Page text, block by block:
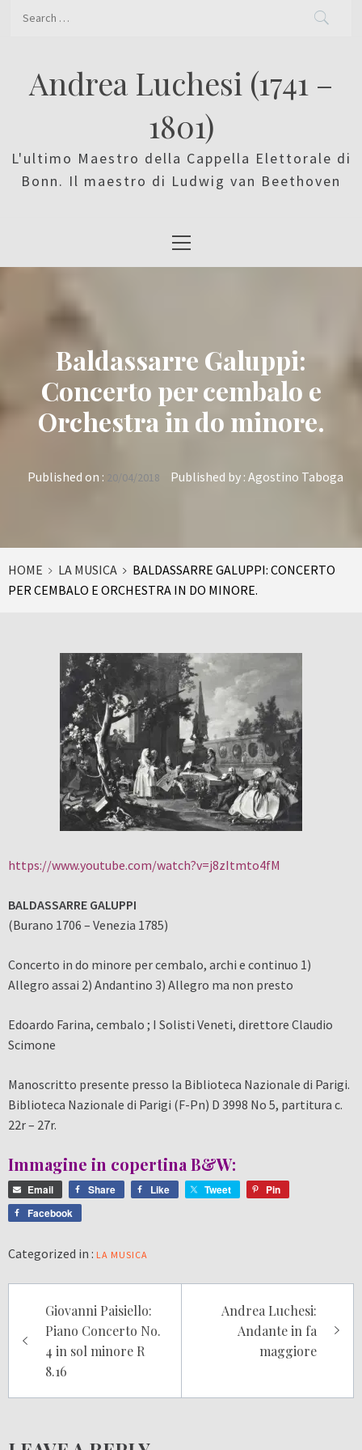
Andrea Luchesi (1741 –
1801)
L'ultimo Maestro della Cappella Elettorale di
Bonn. Il maestro di Ludwig van Beethoven
Menu
Baldassarre Galuppi:
Concerto per cembalo e
Orchestra in do minore.
Published on : 20/04/2018 Published by : Agostino Taboga
HOME LA MUSICA
BALDASSARRE GALUPPI: CONCERTO
PER CEMBALO E ORCHESTRA IN DO MINORE.
https://www.youtube.com/watch?v=j8zItmto4fM
BALDASSARRE GALUPPI
(Burano 1706 – Venezia 1785)
Concerto in do minore per cembalo, archi e continuo 1)
Allegro assai 2) Andantino 3) Allegro ma non presto
Edoardo Farina, cembalo ; I Solisti Veneti, direttore Claudio
Scimone
Manoscritto presente presso la Biblioteca Nazionale di Parigi.
Biblioteca Nazionale di Parigi (F-Pn) D 3998 No 5, partitura c.
22r – 27r.
Immagine in copertina B&W:
Email Share Like Tweet
Pin
Facebook
Categorized in : LA MUSICA
navigation
Giovanni Paisiello:
Piano Concerto No.
4 in sol minore R
8.16
Andrea Luchesi:
Andante in fa
maggiore